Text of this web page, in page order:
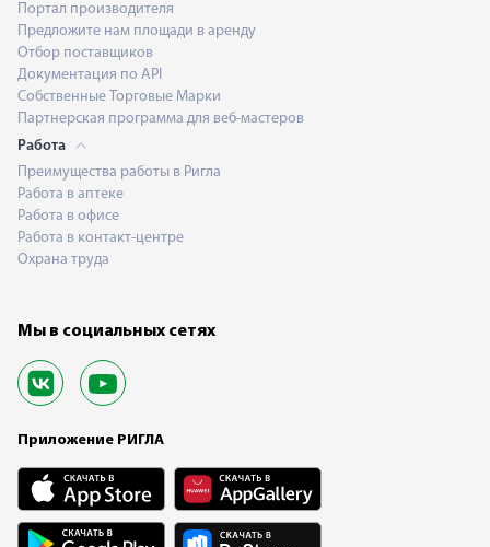
Портал производителя
Предложите нам площади в аренду
Отбор поставщиков
Документация по API
Собственные Торговые Марки
Партнерская программа для веб-мастеров
Работа
Преимущества работы в Ригла
Работа в аптеке
Работа в офисе
Работа в контакт-центре
Охрана труда
Мы в социальных сетях
Приложение РИГЛА